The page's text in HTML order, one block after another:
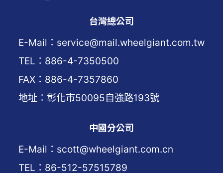
台灣總公司
E-Mail：service@mail.wheelgiant.com.tw
TEL：886-4-7350500
FAX：886-4-7357860
地址：彰化市50095自強路193號
中國分公司
E-Mail：scott@wheelgiant.com.cn
TEL：86-512-57515789